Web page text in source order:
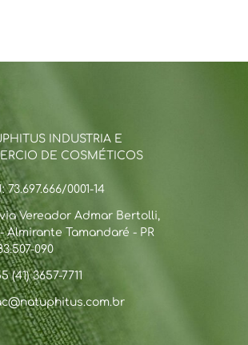
INDUSTRIA E
DE COSMÉTICOS
73.697.666/0001-14
Vereador Admar Bertolli,
Almirante Tamandaré - PR
090
(41) 3657-7711